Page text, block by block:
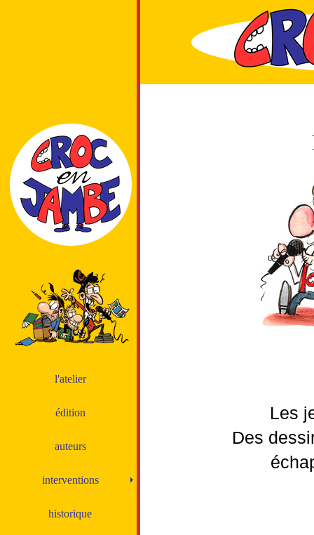
l'atelier
édition
auteurs
interventions
historique
Les
Des